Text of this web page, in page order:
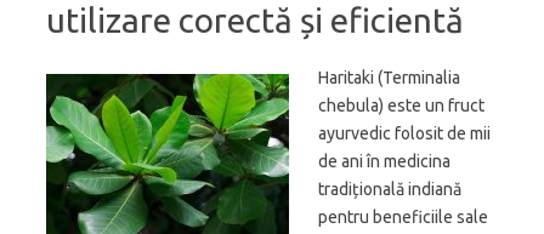
utilizare corectă și eficientă
Haritaki (Terminalia
chebula) este un fruct
ayurvedic folosit de mii
de ani în medicina
tradițională indiană
pentru beneficiile sale